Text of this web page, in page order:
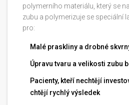
polymerního materiálu, který se
zubu a polymerizuje se speciální
pro:
Malé praskliny a drobné
Úpravu tvaru a velikosti zubu
Pacienty, kteří nechtějí
chtějí rychlý výsledek